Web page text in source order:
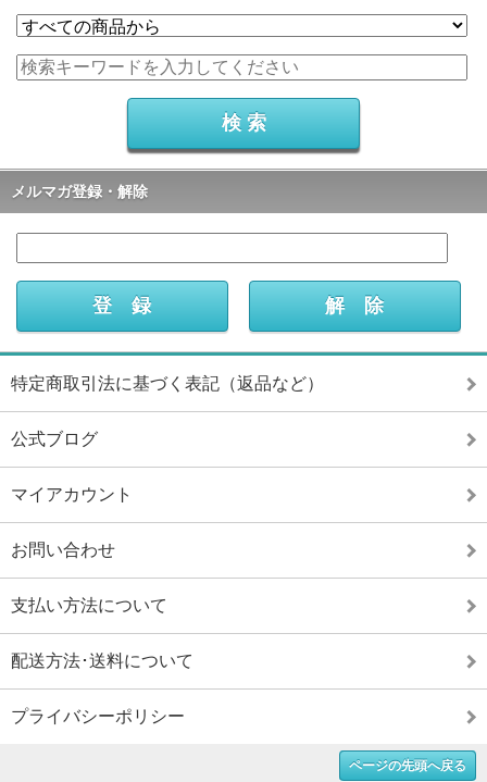
メルマガ登録・解除
特定商取引法に基づく表記（返品など）
公式ブログ
マイアカウント
お問い合わせ
支払い方法について
配送方法･送料について
プライバシーポリシー
ページの先頭へ戻る